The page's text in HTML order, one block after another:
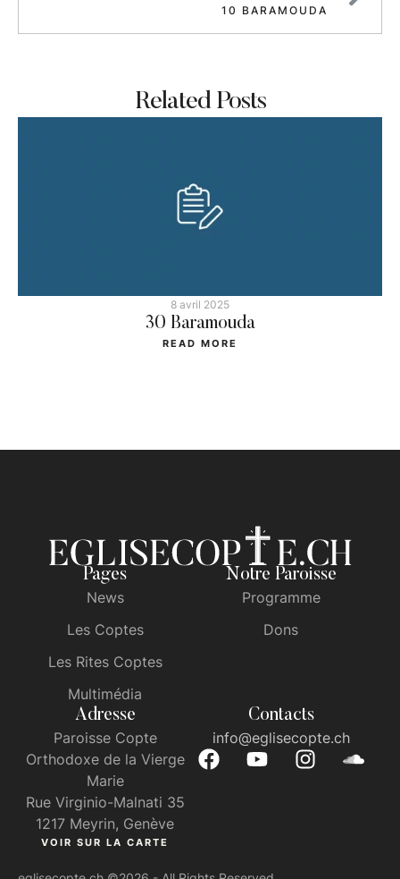
10 BARAMOUDA
Related Posts
8 avril 2025
30 Baramouda
READ MORE
Pages
News
Les Coptes
Les Rites Coptes
Multimédia
Notre Paroisse
Programme
Dons
Adresse
Paroisse Copte
Orthodoxe de la Vierge
Marie
Rue Virginio-Malnati 35
1217 Meyrin, Genève
VOIR SUR LA CARTE
Contacts
info@eglisecopte.ch